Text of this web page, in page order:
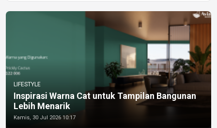
LIFESTYLE
Inspirasi Warna Cat untuk Tampilan Bangunan
Lebih Menarik
Kamis, 30 Jul 2026 10:17